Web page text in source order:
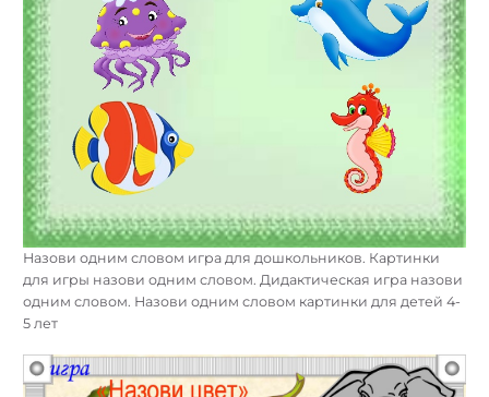
Назови одним словом игра для дошкольников. Картинки
для игры назови одним словом. Дидактическая игра назови
одним словом. Назови одним словом картинки для детей 4-
5 лет